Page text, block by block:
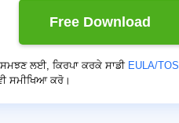
Free Download
ਲਈ, ਕਿਰਪਾ ਕਰਕੇ ਸਾਡੀ EULA/TOS
ਸਮੀਖਿਆ ਕਰੋ।